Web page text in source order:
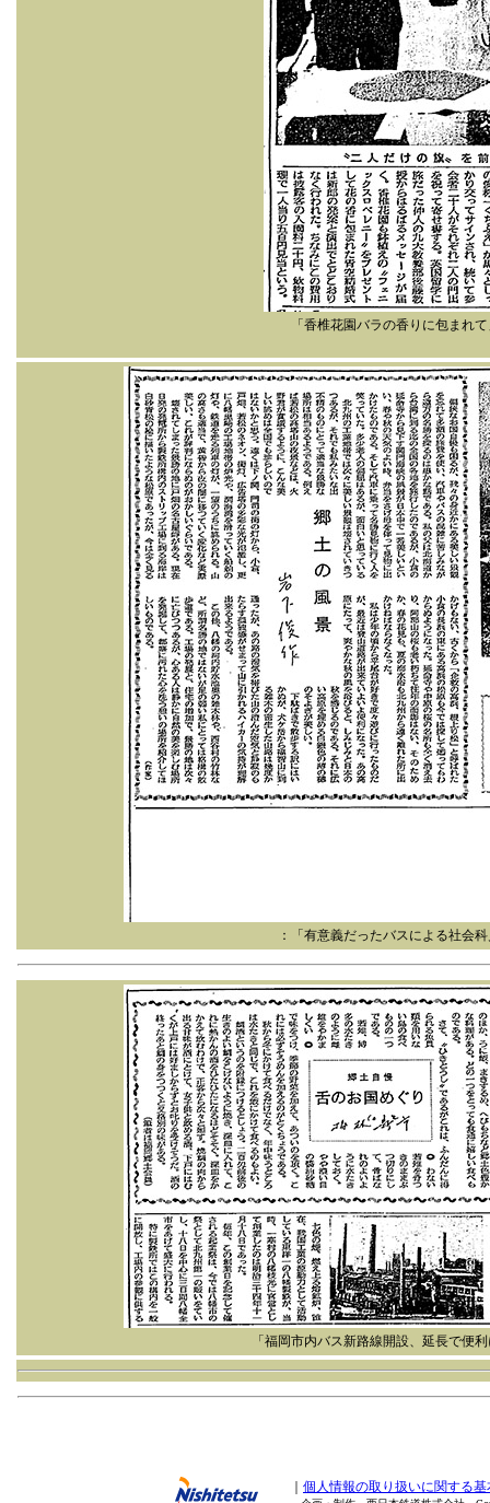
「香椎花園バラの香りに包まれて
：「有意義だったバスによる社会
「福岡市内バス新路線開設、延長で便
個人情報の取り扱いに関する基